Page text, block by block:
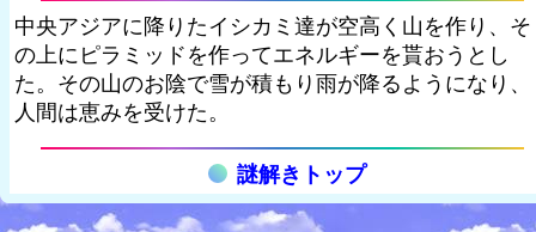
中央アジアに降りたイシカミ達が空高く山を作り、そ
の上にピラミッドを作ってエネルギーを貰おうとし
た。その山のお陰で雪が積もり雨が降るようになり、
人間は恵みを受けた。
謎解きトップ